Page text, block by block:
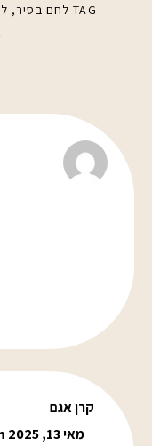
TAG לחם בסיר,
קרן אגם
מאי 13, 2025 at 5:17 pm